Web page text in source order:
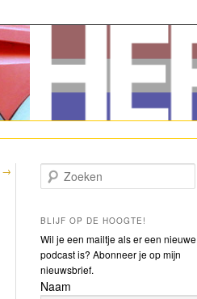
→ Zoeken
BLIJF OP DE HOOGTE!
Wil je een mailtje als er een nieuwe
podcast is? Abonneer je op mijn
nieuwsbrief.
Naam